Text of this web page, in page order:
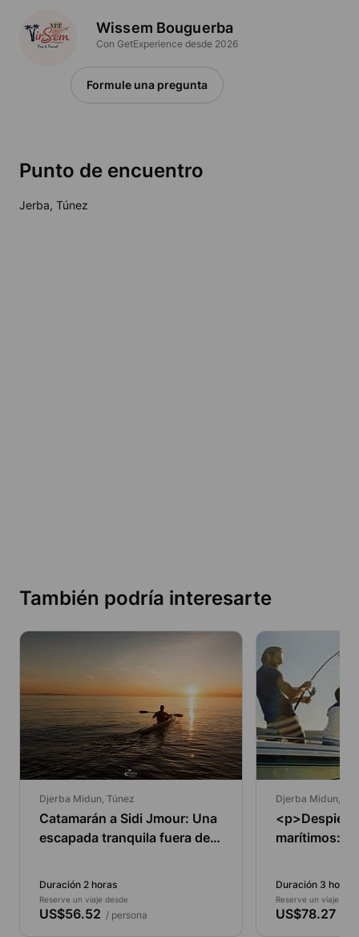
Wissem Bouguerba
Con GetExperience desde 2026
Formule una pregunta
Punto de encuentro
Jerba, Túnez
También podría interesarte
Djerba Midun, Túnez
Catamarán a Sidi Jmour: Una
escapada tranquila fuera de
Duración 2 horas
Reserve un viaje desde
US$56.52 / persona
Djerba Midun,
marítimos:
Duración 3 horas
Reserve un viaje
US$78.27